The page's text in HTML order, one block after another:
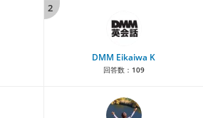
2
DMM Eikaiwa K
回答数： 109